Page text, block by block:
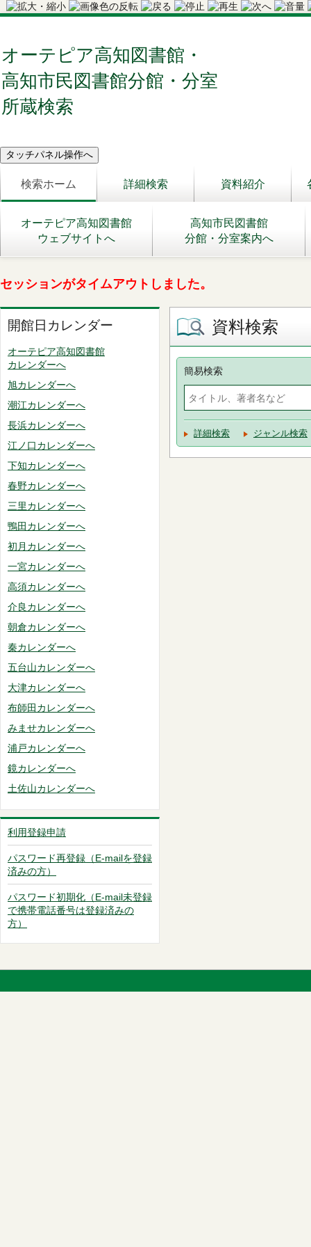
オーテピア高知図書館・
高知市民図書館分館・分室
所蔵検索
検索ホーム 詳細検索 資料紹介
オーテピア高知図書館
ウェブサイトへ
高知市民図書館
分館・分室案内へ
セッションがタイムアウトしました。
開館日カレンダー
オーテピア高知図書館
カレンダーへ
旭カレンダーへ
潮江カレンダーへ
長浜カレンダーへ
江ノ口カレンダーへ
下知カレンダーへ
春野カレンダーへ
三里カレンダーへ
鴨田カレンダーへ
初月カレンダーへ
一宮カレンダーへ
高須カレンダーへ
介良カレンダーへ
朝倉カレンダーへ
秦カレンダーへ
五台山カレンダーへ
大津カレンダーへ
布師田カレンダーへ
みませカレンダーへ
浦戸カレンダーへ
鏡カレンダーへ
土佐山カレンダーへ
利用登録申請
パスワード再登録（E-mailを登録
済みの方）
パスワード初期化（E-mail未登録
で携帯電話番号は登録済みの
方）
資料検索
簡易検索
詳細検索 ジャンル検索